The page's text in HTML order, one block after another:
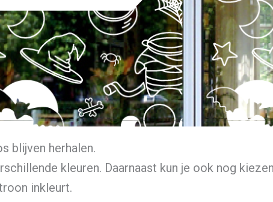
blijven herhalen.
kleuren. Daarnaast kun je ook nog
inkleurt.